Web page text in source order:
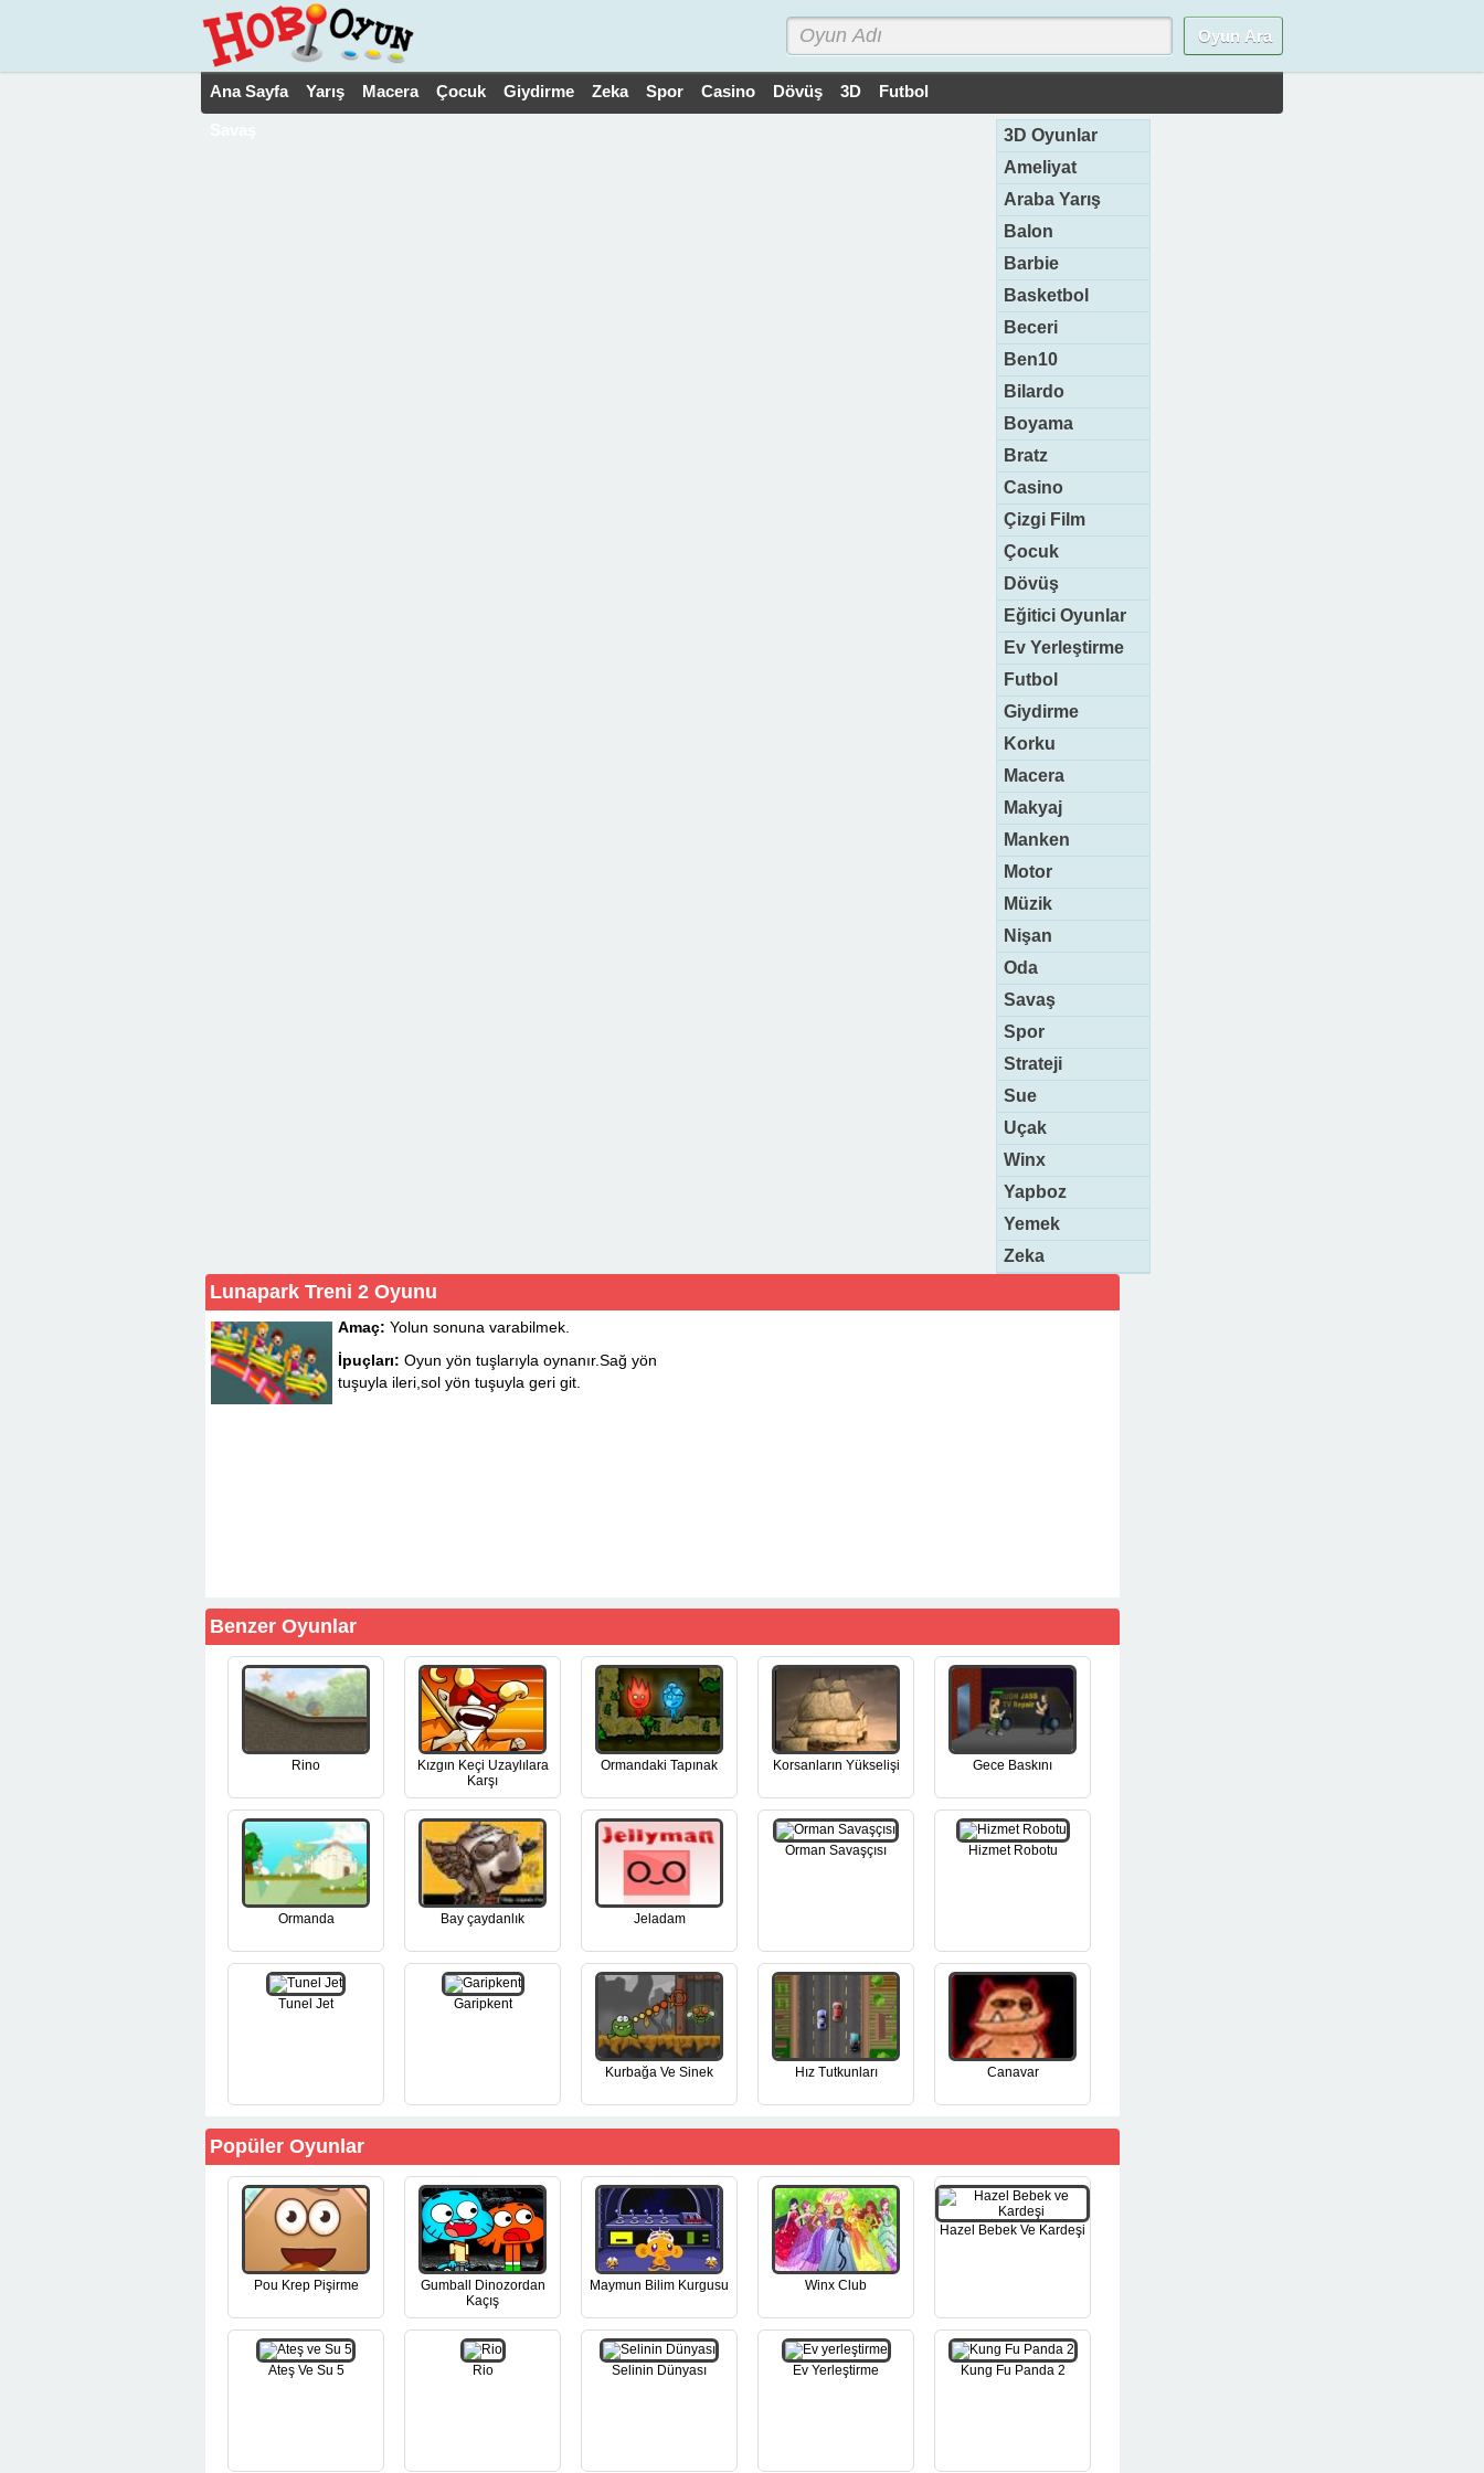
Ana Sayfa Yarış Macera Çocuk Giydirme Zeka Spor Casino Dövüş 3D Futbol
3D Oyunlar
Ameliyat
Araba Yarış
Balon
Barbie
Basketbol
Beceri
Ben10
Bilardo
Boyama
Bratz
Casino
Çizgi Film
Çocuk
Dövüş
Eğitici Oyunlar
Ev Yerleştirme
Futbol
Giydirme
Korku
Macera
Makyaj
Manken
Motor
Müzik
Nişan
Oda
Savaş
Spor
Strateji
Sue
Uçak
Winx
Yapboz
Yemek
Zeka
Lunapark Treni 2 Oyunu
Amaç: Yolun sonuna varabilmek.
İpuçları: Oyun yön tuşlarıyla oynanır.Sağ yön
tuşuyla ileri,sol yön tuşuyla geri git.
Benzer Oyunlar
Rino
Kızgın Keçi Uzaylılara
Karşı
Ormandaki Tapınak Korsanların Yükselişi Gece Baskını
Ormanda Bay çaydanlık Jeladam
Orman Savaşçısı Hizmet Robotu
Tunel Jet Garipkent
Kurbağa Ve Sinek Hız Tutkunları Canavar
Popüler Oyunlar
Pou Krep Pişirme
Gumball Dinozordan
Kaçış
Maymun Bilim Kurgusu Winx Club
Hazel Bebek Ve Kardeşi
Ateş Ve Su 5 Rio Selinin Dünyası Ev Yerleştirme Kung Fu Panda 2